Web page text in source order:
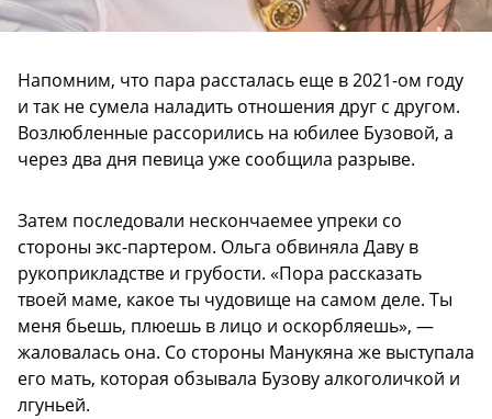
Напомним, что пара рассталась еще в 2021-ом году
и так не сумела наладить отношения друг с другом.
Возлюбленные рассорились на юбилее Бузовой, а
через два дня певица уже сообщила разрыве.
Затем последовали нескончаемее упреки со
стороны экс-партером. Ольга обвиняла Даву в
рукоприкладстве и грубости. «Пора рассказать
твоей маме, какое ты чудовище на самом деле. Ты
меня бьешь, плюешь в лицо и оскорбляешь», —
жаловалась она. Со стороны Манукяна же выступала
его мать, которая обзывала Бузову алкоголичкой и
лгуньей.